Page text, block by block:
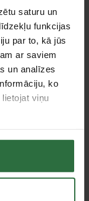
saturu un
funkcijas
par to, kā jūs
ar saviem
un analīzes
ko
viņu
6 mm
par...